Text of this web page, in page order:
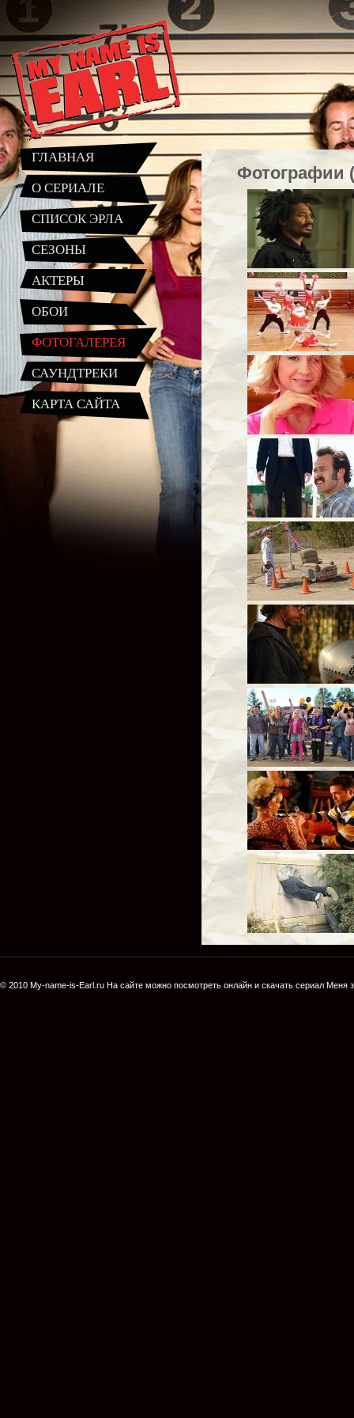
ГЛАВНАЯ
О СЕРИАЛЕ
СПИСОК ЭРЛА
СЕЗОНЫ
АКТЕРЫ
ОБОИ
ФОТОГАЛЕРЕЯ
САУНДТРЕКИ
КАРТА САЙТА
Фотографии
© 2010 My-name-is-Earl.ru На сайте можно посмотреть онлайн и скачать сериал Меня